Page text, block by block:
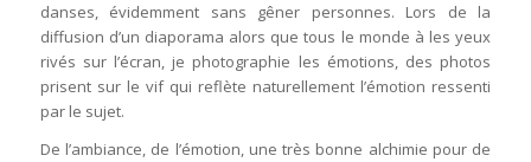
danses, évidemment sans gêner personnes. Lors de la
diffusion d’un diaporama alors que tous le monde à les yeux
rivés sur l’écran, je photographie les émotions, des photos
prisent sur le vif qui reflète naturellement l’émotion ressenti
par le sujet.
De l’ambiance, de l’émotion, une très bonne alchimie pour de